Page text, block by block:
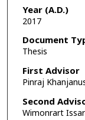
Year (A.D.)
2017
Document
Thesis
First Advisor
Pinraj
Second
Wimonrart